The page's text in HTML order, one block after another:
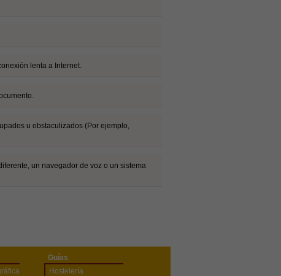
lenta a Internet.
u obstaculizados (Por ejemplo,
un navegador de voz o un sistema
Guías
Hostelería